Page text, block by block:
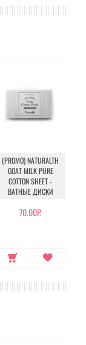
(PROMO) NATURALTH
GOAT MILK PURE
COTTON SHEET -
ВАТНЫЕ ДИСКИ
70.00Р.